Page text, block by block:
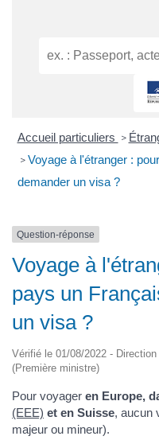
Accueil particuliers >
> Voyage à l'étranger :
demander un visa ?
Question-réponse
Voyage à
pays un
un visa ?
Vérifié le 01/08/2022 -
(Première ministre)
Pour voyager en Europe,
(EEE) et en Suisse, aucun
majeur ou mineur).